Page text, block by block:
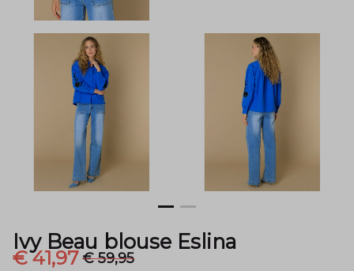
Menger
Mode
Ivy Beau blouse Eslina
€ 41,97€ 59,95